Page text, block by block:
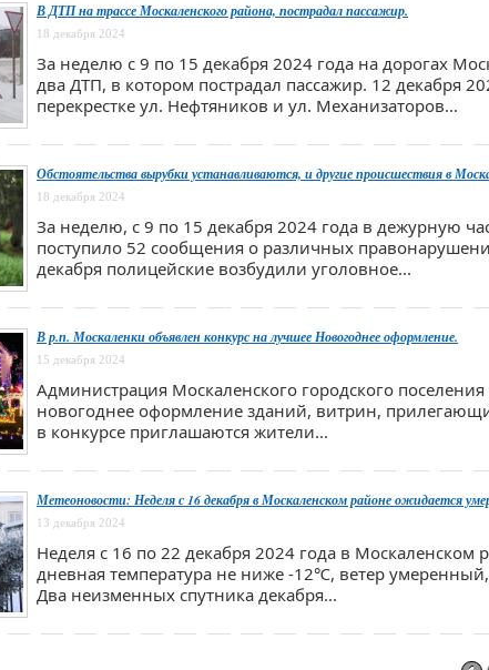
В ДТП на трассе Москаленского района, пострадал пассажир.
18 декабря 2024
За неделю с 9 по 15 декабря 2024 года на дорогах
два ДТП, в котором пострадал пассажир. 12 декабря
перекрестке ул. Нефтяников и ул. Механизаторов...
Обстоятельства вырубки устанавливаются, и другие происшествия в
18 декабря 2024
За неделю, с 9 по 15 декабря 2024 года в дежурную
поступило 52 сообщения о различных
декабря полицейские возбудили уголовное...
В р.п. Москаленки объявлен конкурс на лучшее Новогоднее оформление.
15 декабря 2024
Администрация Москаленского городского
новогоднее оформление зданий, витрин,
в конкурсе приглашаются жители...
Метеоновости: Неделя с 16 декабря в Москаленском районе ожидается
13 декабря 2024
Неделя с 16 по 22 декабря 2024 года в
дневная температура не ниже -12℃, ветер
Два неизменных спутника декабря...